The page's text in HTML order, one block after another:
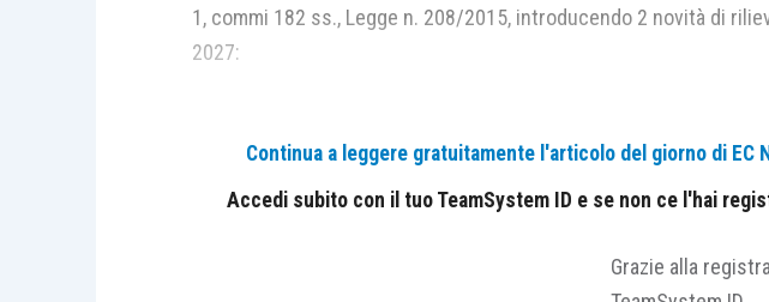
1, commi 182 ss., Legge n. 208/2015, introducendo 2 novità di
2027:
l’innalzamento del limite massimo di imponibile agevolabile,
5.000 euro lordi.
Al riguardo, sono stati sollevati dubbi interpretativi in merito alla
al lavoratore di optare per la sostituzione del premio, prevista
Continua a leggere gratuitamente l'articolo del giorno di EC
Accedi subito con il tuo TeamSystem ID e se non ce l'hai
Grazie alla